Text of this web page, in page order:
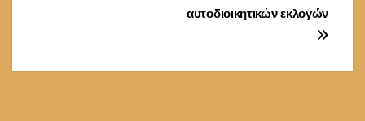
αυτοδιοικητικών εκλογών